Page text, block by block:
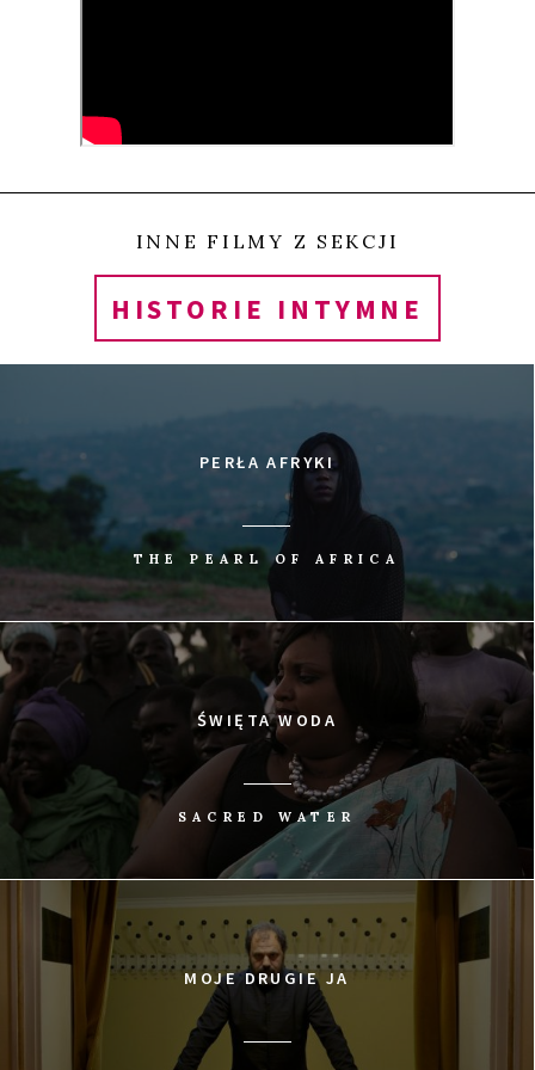
wymiotującego z bólu Ruckerta, którego ciało
poprzekłuwane jest kilkuanstoma igłami albo w
samym środku orgii, w której bierze udział
kilkunaście osób. Spojrzenie reżyserki nie ucieka w
bezpieczny dystans ani zgrabną elipsę – pokazuje
wszystko. Niemniej jest w nim wiele czułości, która
nie odbiera portretowanym osobom ich
Niezwykle rzadka w tym temacie otwartość,
wyjątkowa uważność i brak efekciarstwa czynią z
tego obrazu film o BDSM, który od „50 twarzy
Greya” różni absolutnie wszystko.
Tweetnij Udostępnij Udostępnij Przypnij
INNE FILMY Z SEKCJI
HISTORIE INTYMNE
PERŁA AFRYKI
THE PEARL OF AFRICA
ŚWIĘTA WODA
SACRED WATER
MOJE DRUGIE JA